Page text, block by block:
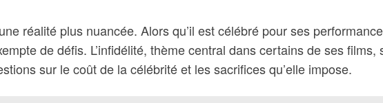
réalité plus nuancée. Alors qu’il est célébré pour ses
de défis. L’infidélité, thème central dans certains de ses
sur le coût de la célébrité et les sacrifices qu’elle impose.